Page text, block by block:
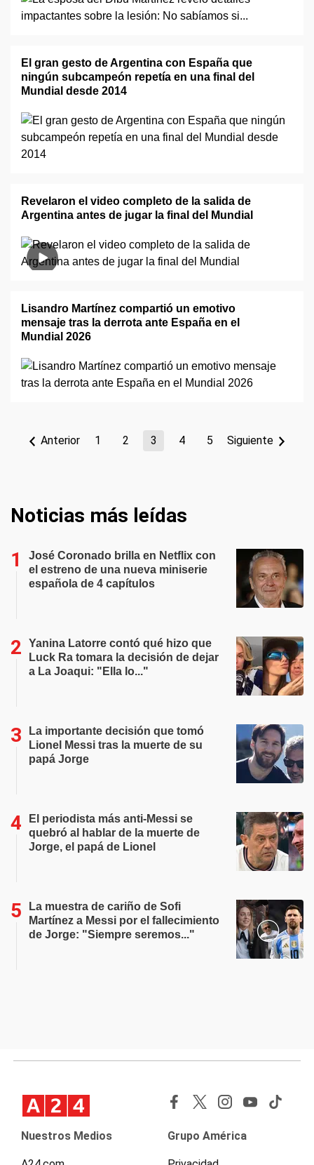
El gran gesto de Argentina con España que
ningún subcampeón repetía en una final del
Mundial desde 2014
Revelaron el video completo de la salida de
Argentina antes de jugar la final del Mundial
Lisandro Martínez compartió un emotivo
mensaje tras la derrota ante España en el
Mundial 2026
Anterior 1 2 3 4 5 Siguiente
Noticias más leídas
José Coronado brilla en Netflix con
el estreno de una nueva miniserie
española de 4 capítulos
Yanina Latorre contó qué hizo que
Luck Ra tomara la decisión de dejar
a La Joaqui: "Ella lo..."
La importante decisión que tomó
Lionel Messi tras la muerte de su
papá Jorge
El periodista más anti-Messi se
quebró al hablar de la muerte de
Jorge, el papá de Lionel
La muestra de cariño de Sofi
Martínez a Messi por el fallecimiento
de Jorge: "Siempre seremos..."
Nuestros Medios Grupo América